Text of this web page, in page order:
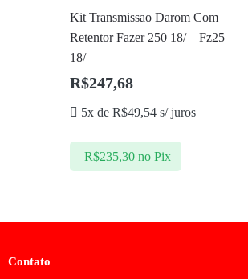
Kit Transmissao Darom Com
Retentor Fazer 250 18/ – Fz25
18/
R$247,68
5x deR$49,54 s/ juros
R$235,30 no Pix
Contato